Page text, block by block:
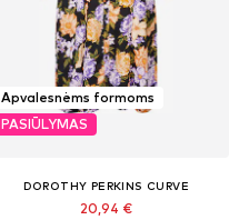
Apvalesnėms formoms
PASIŪLYMAS
DOROTHY PERKINS CURVE
20,94 €